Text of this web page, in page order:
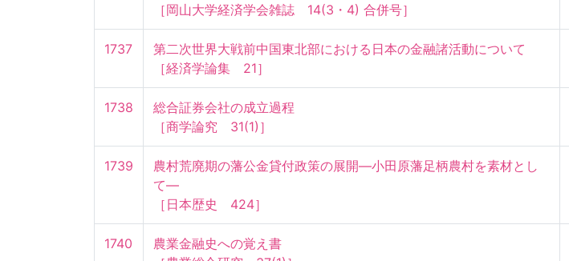
［岡山大学経済学会雑誌　14(3・4) 合併号］
1737
第二次世界大戦前中国東北部における日本の金融諸活動について
［経済学論集　21］
1738
総合証券会社の成立過程
［商学論究　31(1)］
1739
農村荒廃期の藩公金貸付政策の展開—小田原藩足柄農村を素材とし
て—
［日本歴史　424］
1740
農業金融史への覚え書